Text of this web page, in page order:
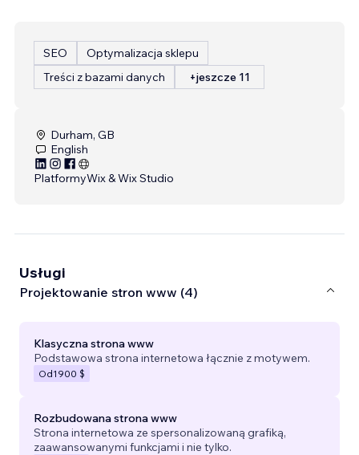
SEO
Optymalizacja sklepu
Treści z bazami danych
+jeszcze 11
Durham, GB
English
PlatformyWix & Wix Studio
Usługi
Projektowanie stron www (4)
Klasyczna strona www
Podstawowa strona internetowa łącznie z motywem.
Od1900 $
Rozbudowana strona www
Strona internetowa ze spersonalizowaną grafiką,
zaawansowanymi funkcjami i nie tylko.